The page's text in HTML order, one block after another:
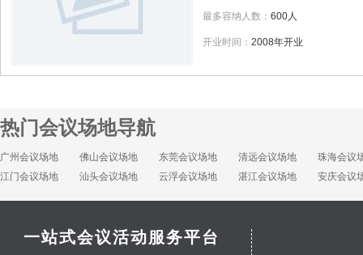
最多容纳人数： 600人
开业时间： 2008年开业
热门会议场地导航
广州会议场地 佛山会议场地 东莞会议场地 清远会议场地
珠海会议
江门会议场地
汕头会议场地 云浮会议场地 湛江会议场地 安庆会议
一站式会议活动服务平台